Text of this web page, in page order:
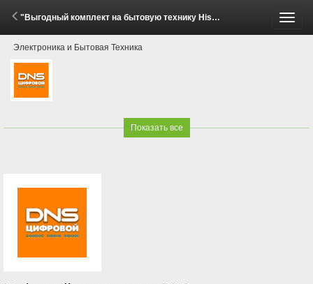
"Выгодный комплект на бытовую технику Hisense!" (2 - 8 Июня 2026)
Электроника и Бытовая Техника
Показать все